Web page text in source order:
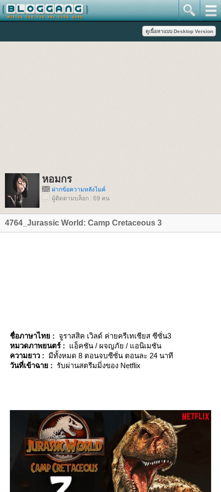
หอมกร
ฝากข้อความหลังไมค์
ผู้ติดตามบล็อก : 69 คน
4764_Jurassic World: Camp Cretaceous 3
ชื่อภาษาไทย : จูราสสิค เวิลด์ ค่ายครีเทเชียส ซีซั่น3
หมวดภาพยนตร์ : อ็คชัน / ผจญภัย / แอนิเมชัน
ความยาว : มีทั้งหมด 8 ตอนจบซีซั่น ตอนละ 24 นาที
วันที่เข้าฉาย : รับผ่านสตรีมมิ่งของ Netflix